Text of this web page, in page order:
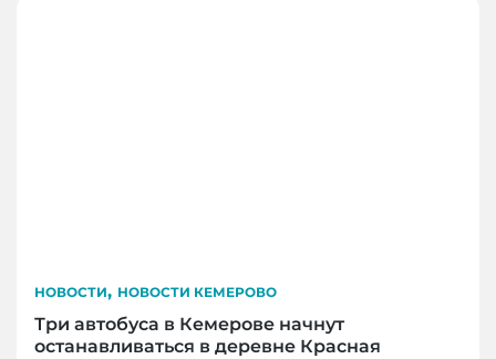
НОВОСТИ, НОВОСТИ КЕМЕРОВО
Три автобуса в Кемерове начнут
останавливаться в деревне Красная